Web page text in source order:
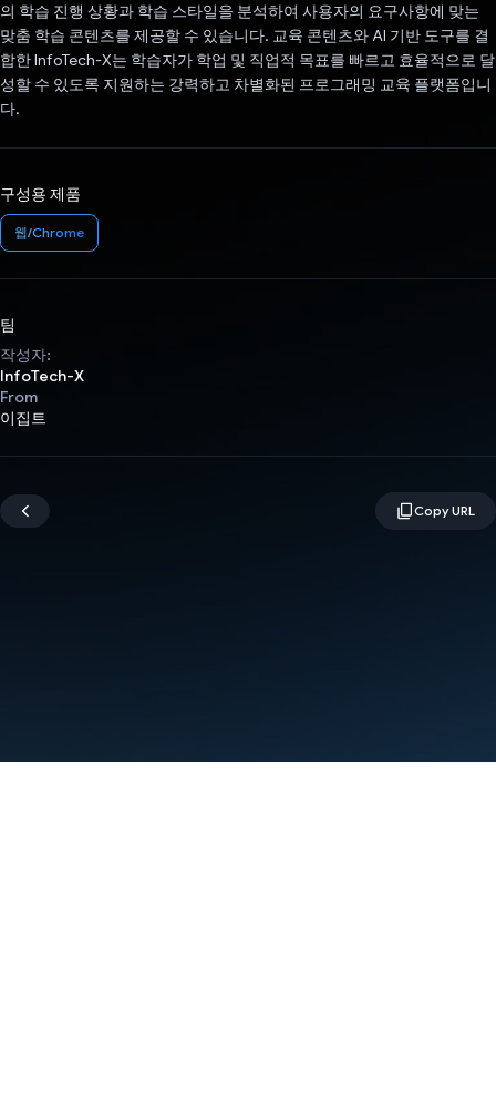
의 학습 진행 상황과 학습 스타일을 분석하여 사용자의 요구사항에 맞는
맞춤 학습 콘텐츠를 제공할 수 있습니다. 교육 콘텐츠와 AI 기반 도구를 결
합한 InfoTech-X는 학습자가 학업 및 직업적 목표를 빠르고 효율적으로 달
성할 수 있도록 지원하는 강력하고 차별화된 프로그래밍 교육 플랫폼입니
다.
구성용 제품
웹/Chrome
팀
작성자:
InfoTech-X
From
이집트